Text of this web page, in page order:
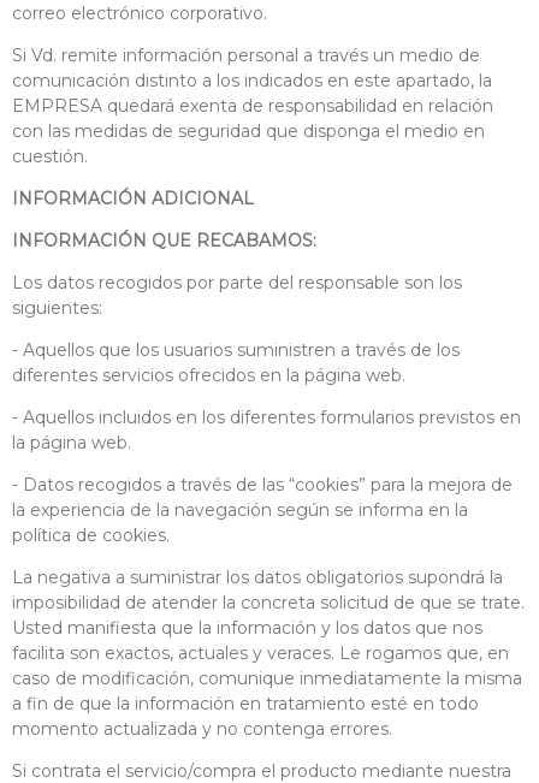
correo electrónico corporativo.
Si Vd. remite información personal a través un medio de
comunicación distinto a los indicados en este apartado, la
EMPRESA quedará exenta de responsabilidad en relación
con las medidas de seguridad que disponga el medio en
cuestión.
INFORMACIÓN ADICIONAL
INFORMACIÓN QUE RECABAMOS:
Los datos recogidos por parte del responsable son los
siguientes:
- Aquellos que los usuarios suministren a través de los
diferentes servicios ofrecidos en la página web.
- Aquellos incluidos en los diferentes formularios previstos en
la página web.
- Datos recogidos a través de las “cookies” para la mejora de
la experiencia de la navegación según se informa en la
política de cookies.
La negativa a suministrar los datos obligatorios supondrá la
imposibilidad de atender la concreta solicitud de que se trate.
Usted manifiesta que la información y los datos que nos
facilita son exactos, actuales y veraces. Le rogamos que, en
caso de modificación, comunique inmediatamente la misma
a fin de que la información en tratamiento esté en todo
momento actualizada y no contenga errores.
Si contrata el servicio/compra el producto mediante nuestra